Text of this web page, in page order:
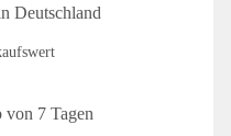
Deutschland
von 7 Tagen